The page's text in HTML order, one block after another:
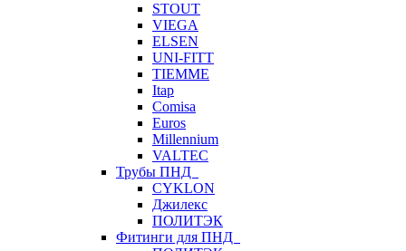
STOUT
VIEGA
ELSEN
UNI-FITT
TIEMME
Itap
Comisa
Euros
Millennium
VALTEC
Трубы ПНД
CYKLON
Джилекс
ПОЛИТЭК
Фитинги для ПНД